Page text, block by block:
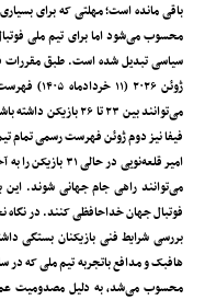
باقی مانده است؛ مهلتی که برای
محسوب می‌شود اما برای تیم ملی
ژوئن ۲۰۲۶
می‌توانند بین ۲۳ تا
فیفا نیز دوم ژوئن فهرست رسمی تمام
فوتبال جهان خداحافظی کنند. در نگاه
بررسی شرایط فنی بازیکنان بستگی
‌هافبک و مدافع باتجربه تیم ملی که در
محسوب می‌شد، به دلیل مصدومیت